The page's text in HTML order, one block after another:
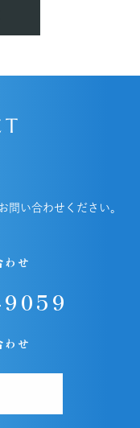
問い合わせください。
せ
せ